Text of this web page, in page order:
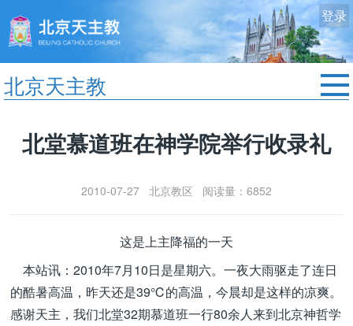
登录
北京天主教
教区动态
政策法规
时事新闻
北堂慕道班在神学院举行收录礼
2010-07-27 北京教区 阅读量：6852
这是上主降福的一天
本站讯：2010年7月10日是星期六。一夜大雨驱走了连日
的酷暑高温，昨天还是39℃的高温，今晨却是这样的凉爽。
感谢天主，我们北堂32期慕道班一行80余人来到北京神哲学